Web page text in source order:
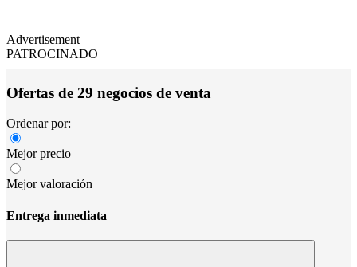
Advertisement
PATROCINADO
Ofertas de 29 negocios de venta
Ordenar por:
Mejor precio
Mejor valoración
Entrega inmediata